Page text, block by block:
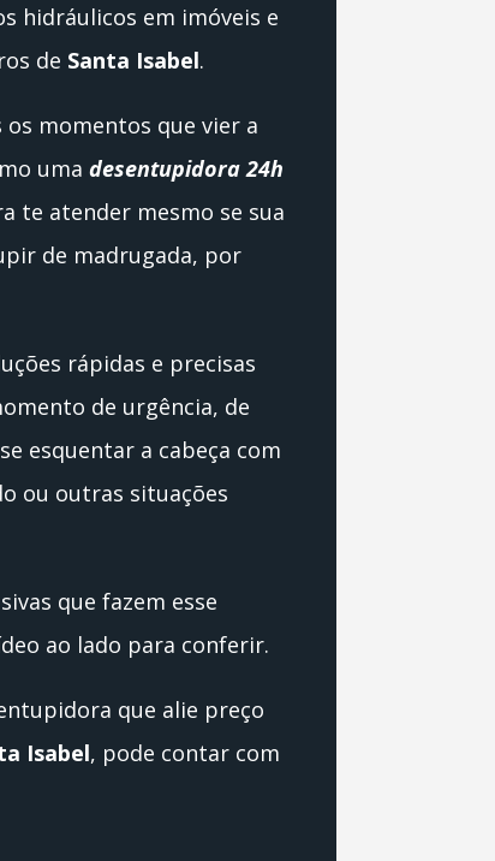
hidráulicos em imóveis e
de Santa Isabel.
momentos que vier a
uma desentupidora 24h
te atender mesmo se sua
de madrugada, por
rápidas e precisas
de urgência, de
esquentar a cabeça com
ou outras situações
que fazem esse
ao lado para conferir.
que alie preço
Isabel, pode contar com